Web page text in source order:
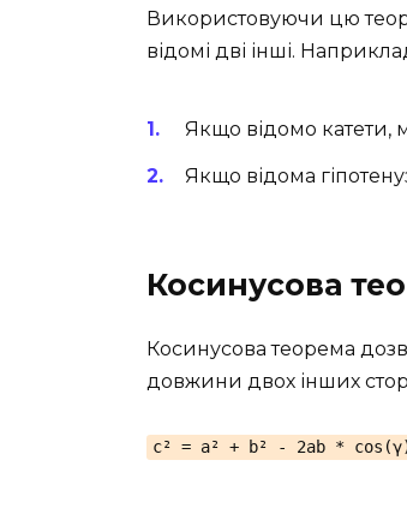
Використовуючи цю
відомі дві інші.
Якщо відомо катети,
Якщо відома
Косинусова
Косинусова теорема
довжини двох інших
c² = a² + b² - 2ab *